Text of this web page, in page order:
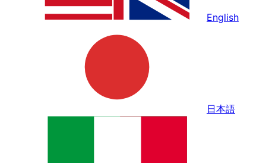
English
日本語